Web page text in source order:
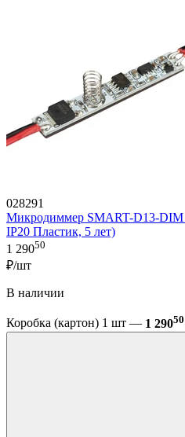
028291
Микродиммер SMART-D13-DIM
IP20 Пластик, 5 лет)
1 29050
₽/шт
В наличии
Коробка (картон) 1 шт — 1 29050